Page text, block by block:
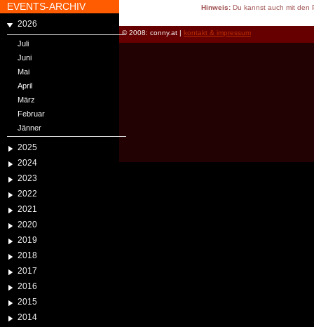
EVENTS-ARCHIV
2026
Juli
Juni
Mai
April
März
Februar
Jänner
2025
2024
2023
2022
2021
2020
2019
2018
2017
2016
2015
2014
Hinweis:Du kannst auch mit den
© 2008: conny.at | kontakt & impressum